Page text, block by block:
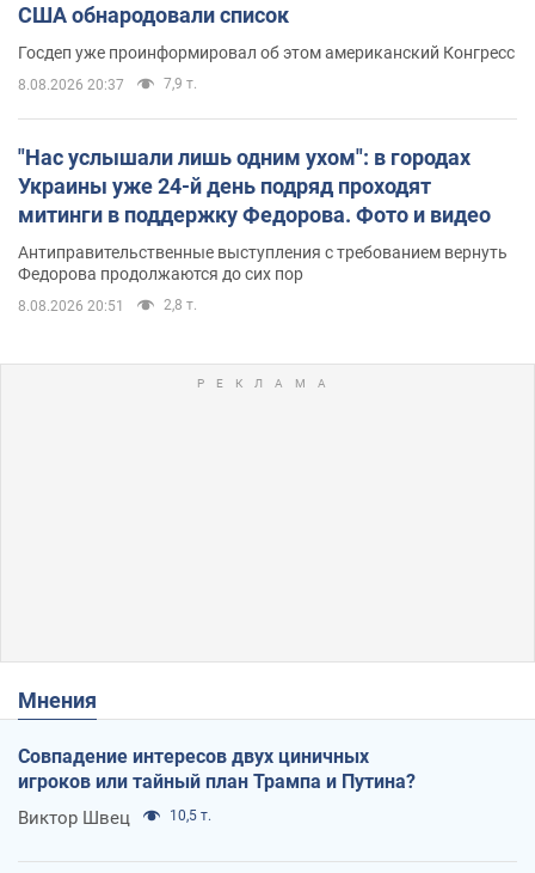
США обнародовали список
Госдеп уже проинформировал об этом американский Конгресс
8.08.2026 20:37 7,9 т.
"Нас услышали лишь одним ухом": в городах
Украины уже 24-й день подряд проходят
митинги в поддержку Федорова. Фото и видео
Антиправительственные выступления с требованием вернуть
Федорова продолжаются до сих пор
8.08.2026 20:51 2,8 т.
Мнения
Совпадение интересов двух циничных
игроков или тайный план Трампа и Путина?
Виктор Швец 10,5 т.